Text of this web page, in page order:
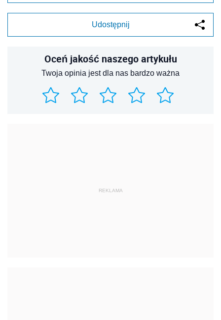
Udostępnij
Oceń jakość naszego artykułu
Twoja opinia jest dla nas bardzo ważna
REKLAMA